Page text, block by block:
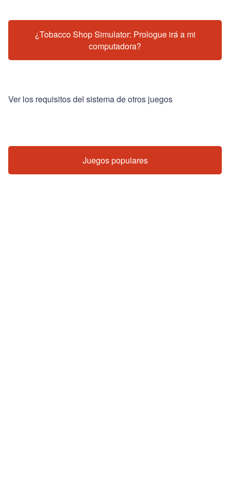
¿Tobacco Shop Simulator: Prologue irá a mi
computadora?
Ver los requisitos del sistema de otros juegos
Juegos populares